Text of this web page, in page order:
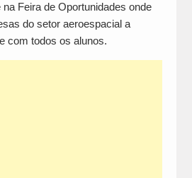
Feira de Oportunidades onde
do setor aeroespacial a
com todos os alunos.